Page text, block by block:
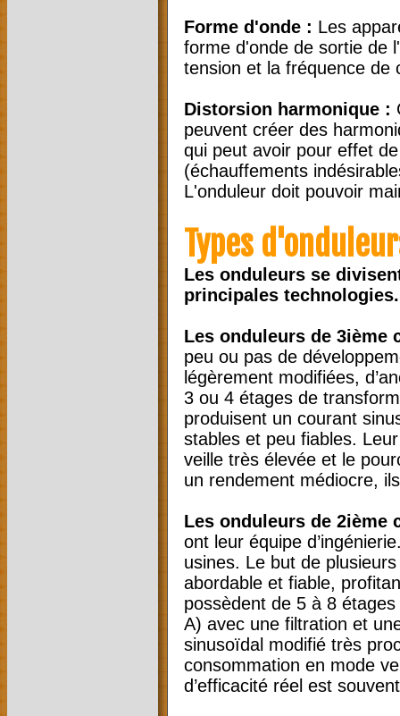
Forme d'onde : Les
forme d'onde de sortie de
tension et la fréquence de
Distorsion harmonique :
peuvent créer des
qui peut avoir pour effet
(échauffements
L'onduleur doit pouvoir
Types
Les onduleurs se
principales technologies.
Les onduleurs de 3ième
peu ou pas de
légèrement modifiées,
3 ou 4 étages de
produisent un courant
stables et peu fiables.
veille très élevée et le
un rendement médiocre,
Les onduleurs de 2ième
ont leur équipe
usines. Le but de
abordable et fiable,
possèdent de 5 à 8
A) avec une filtration et
sinusoïdal modifié très
consommation en mode
d’efficacité réel est